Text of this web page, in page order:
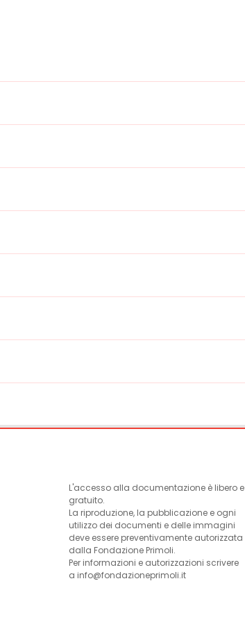
L'accesso alla documentazione è libero e
gratuito.
La riproduzione, la pubblicazione e ogni
utilizzo dei documenti e delle immagini
deve essere preventivamente autorizzata
dalla Fondazione Primoli.
Per informazioni e autorizzazioni scrivere
a info@fondazioneprimoli.it